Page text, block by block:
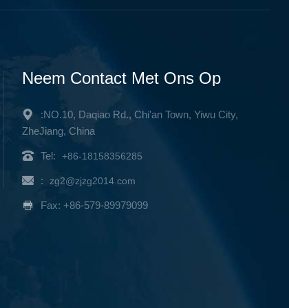
Neem Contact Met Ons Op
:NO.10, Daqiao Rd., Chi'an Town, Yiwu City,
ZheJiang, China
Tel: +86-18158356285
: zg2@zjzg2014.com
Fax: +86-579-89979099